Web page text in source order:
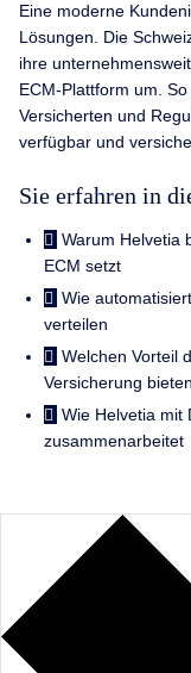
Eine moderne
Lösungen. Die
ihre
ECM-Plattform um.
Versicherten und
verfügbar und
Sie erfahren in
Warum Helvetia
ECM setzt
Wie
verteilen
Welchen Vorteil
Versicherung bieten
Wie Helvetia mit
zusammenarbeitet